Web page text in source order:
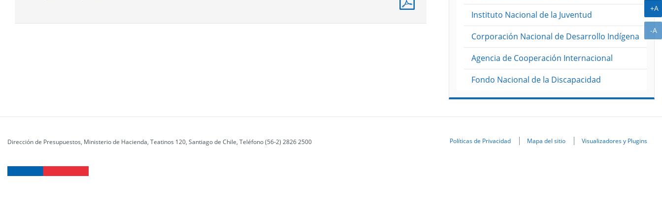
Instituto Nacional de la Juventud
Corporación Nacional de Desarrollo Indígena
Agencia de Cooperación Internacional
Fondo Nacional de la Discapacidad
Dirección de Presupuestos, Ministerio de Hacienda, Teatinos 120, Santiago de Chile, Teléfono (56-2) 2826 2500 Políticas de Privacidad Mapa del sitio Visualizadores y Plugins
+A
-A